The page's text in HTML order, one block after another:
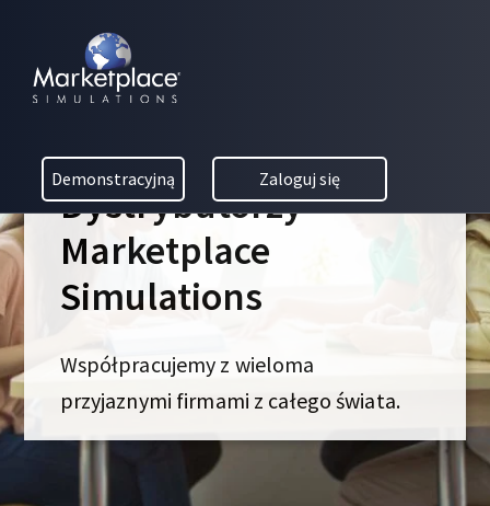
C
T
O
N
T
R
O
G
E
Zaloguj się
Demonstracyjną
Dystrybutorzy
Marketplace
Simulations
Współpracujemy z wieloma
przyjaznymi firmami z całego świata.